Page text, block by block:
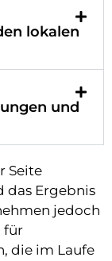
lokalen
und
Seite
das Ergebnis
jedoch
für
die im Laufe